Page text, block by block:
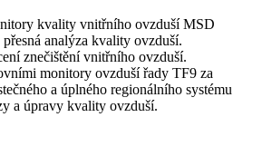
kvality vnitřního ovzduší MSD
analýza kvality ovzduší.
znečištění vnitřního ovzduší.
monitory ovzduší řady TF9 za
a úplného regionálního systému
a úpravy kvality ovzduší.